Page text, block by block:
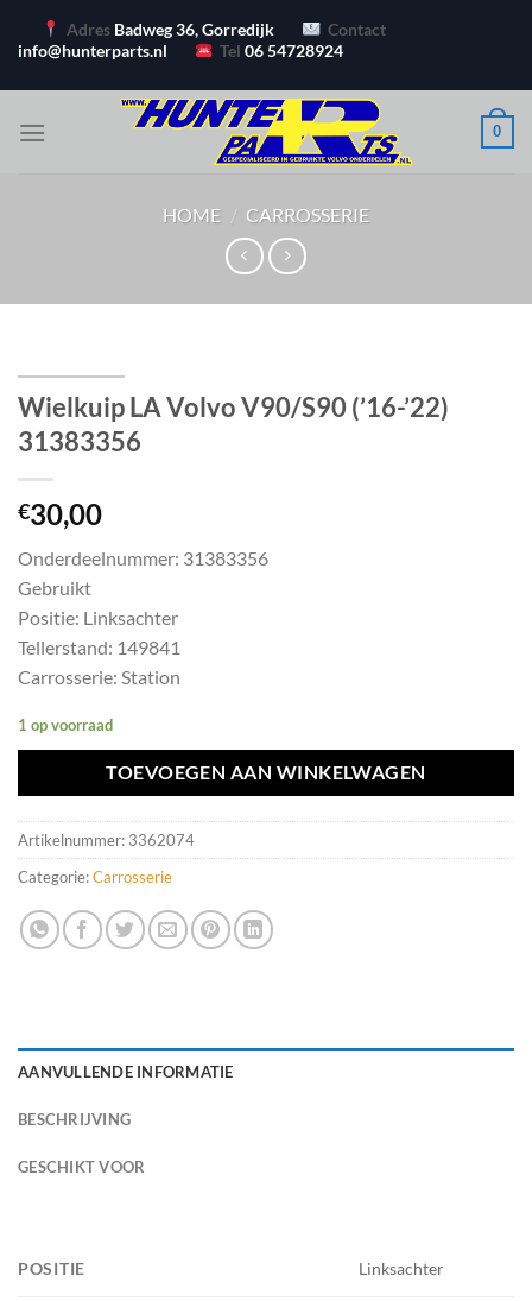
naar
Adres Badweg 36, Gorredijk
Contact
info@hunterparts.nl
Tel06 54728924
0
HOME / CARROSSERIE
Wielkuip LA Volvo V90/S90 (’16-’22)
31383356
€30,00
Onderdeelnummer: 31383356
Gebruikt
Positie: Linksachter
Tellerstand: 149841
Carrosserie: Station
1 op voorraad
TOEVOEGEN AAN WINKELWAGEN
Artikelnummer: 3362074
Categorie:Carrosserie
AANVULLENDE INFORMATIE
BESCHRIJVING
GESCHIKT VOOR
POSITIE Linksachter